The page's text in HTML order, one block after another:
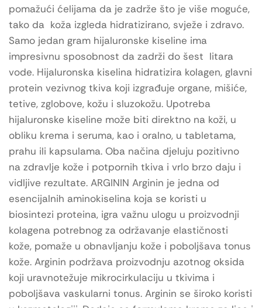
pomažući ćelijama da je zadrže što je više moguće,
tako da koža izgleda hidratizirano, svježe i zdravo.
Samo jedan gram hijaluronske kiseline ima
impresivnu sposobnost da zadrži do šest litara
vode. Hijaluronska kiselina hidratizira kolagen, glavni
protein vezivnog tkiva koji izgrađuje organe, mišiće,
tetive, zglobove, kožu i sluzokožu. Upotreba
hijaluronske kiseline može biti direktno na koži, u
obliku krema i seruma, kao i oralno, u tabletama,
prahu ili kapsulama. Oba načina djeluju pozitivno
na zdravlje kože i potpornih tkiva i vrlo brzo daju i
vidljive rezultate. ARGININ Arginin je jedna od
esencijalnih aminokiselina koja se koristi u
biosintezi proteina, igra važnu ulogu u proizvodnji
kolagena potrebnog za održavanje elastičnosti
kože, pomaže u obnavljanju kože i poboljšava tonus
kože. Arginin podržava proizvodnju azotnog oksida
koji uravnotežuje mikrocirkulaciju u tkivima i
poboljšava vaskularni tonus. Arginin se široko koristi